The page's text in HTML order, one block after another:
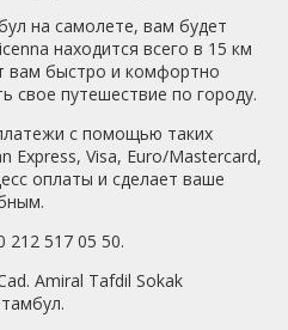
на самолете, вам будет
находится всего в 15 км
вам быстро и комфортно
свое путешествие по городу.
с помощью таких
Express, Visa, Euro/Mastercard,
оплаты и сделает ваше
212 517 05 50.
Amiral Tafdil Sokak